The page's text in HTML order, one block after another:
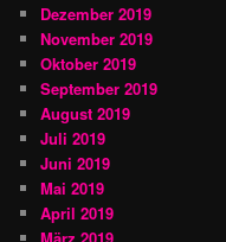
Dezember 2019
November 2019
Oktober 2019
September 2019
August 2019
Juli 2019
Juni 2019
Mai 2019
April 2019